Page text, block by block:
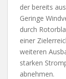
der bereits
Geringe
durch
einer
weiteren
starken
abnehmen.